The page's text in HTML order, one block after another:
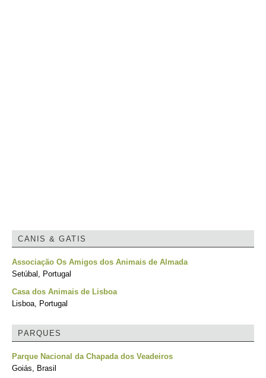
CANIS & GATIS
Associação Os Amigos dos Animais de Almada
Setúbal, Portugal
Casa dos Animais de Lisboa
Lisboa, Portugal
PARQUES
Parque Nacional da Chapada dos Veadeiros
Goiás, Brasil